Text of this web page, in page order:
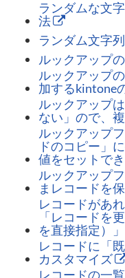
ランダムな文
法
ランダム文字
ルックアップ
ルックアップ
加するkintone
ルックアップ
ない」ので、
ルックアップ
ドのコピー」
値をセットで
ルックアップ
まレコードを
レコードがあ
「レコードを
を直接指定）」
レコードに「
カスタマイズ
レコードの一